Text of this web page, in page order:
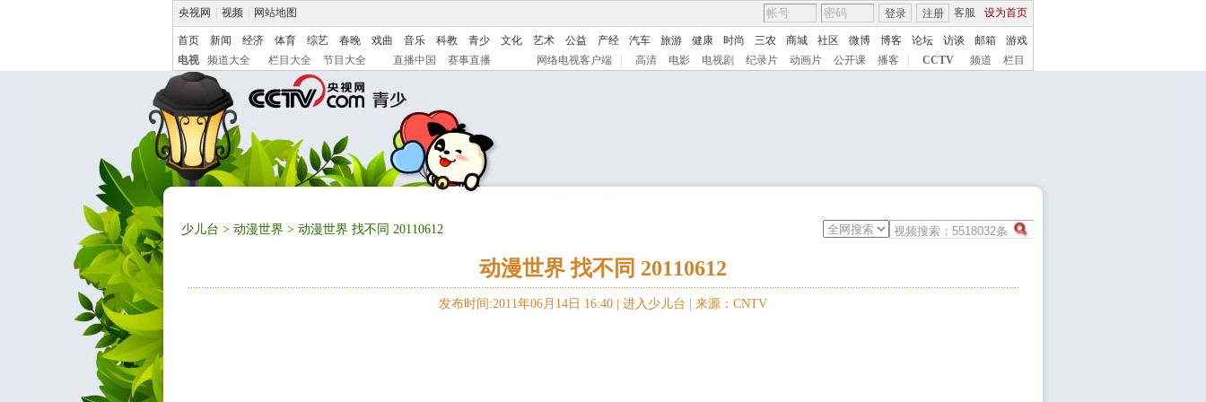
央视网 视频 网站地图 客服 设为首页
登录 注册
首页 新闻 经济 体育 综艺 春晚 戏曲 音乐 科教 青少 文化 艺术 公益 产经 汽车 旅游 健康 时尚 三农 商城 社区 微博 博客 论坛 访谈 邮箱
游戏
电视
频道大全 栏目大全 节目大全 直播中国 赛事直播 网络电视客户端 高清 电影 电视剧 纪录片 动画片 公开课 播客 CCTV 频道 栏目
少儿台 > 动漫世界 > 动漫世界 找不同 20110612
动漫世界 找不同 20110612
发布时间:2011年06月14日 16:40 | 进入少儿台 来源：CNTV